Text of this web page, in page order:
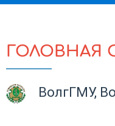
ГОЛОВНАЯ
ВолгГМУ,